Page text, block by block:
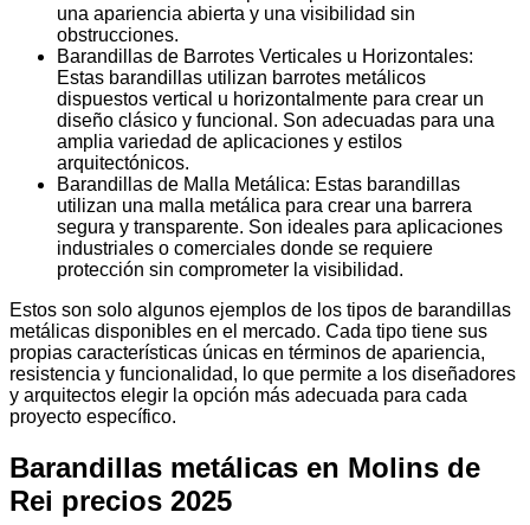
una apariencia abierta y una visibilidad sin
obstrucciones.
Barandillas de Barrotes Verticales u Horizontales:
Estas barandillas utilizan barrotes metálicos
dispuestos vertical u horizontalmente para crear un
diseño clásico y funcional. Son adecuadas para una
amplia variedad de aplicaciones y estilos
arquitectónicos.
Barandillas de Malla Metálica: Estas barandillas
utilizan una malla metálica para crear una barrera
segura y transparente. Son ideales para aplicaciones
industriales o comerciales donde se requiere
protección sin comprometer la visibilidad.
Estos son solo algunos ejemplos de los tipos de barandillas
metálicas disponibles en el mercado. Cada tipo tiene sus
propias características únicas en términos de apariencia,
resistencia y funcionalidad, lo que permite a los diseñadores
y arquitectos elegir la opción más adecuada para cada
proyecto específico.
Barandillas metálicas en Molins de
Rei precios 2025